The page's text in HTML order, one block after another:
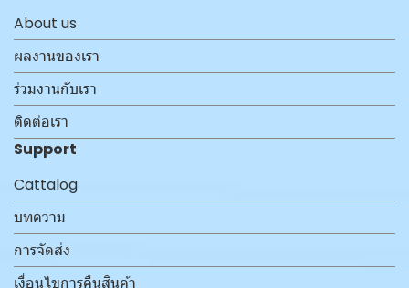
About us
ผลงานของเรา
ร่วมงานกับเรา
ติดต่อเรา
Support
Cattalog
บทความ
การจัดส่ง
เงื่อนไขการคืนสินค้า